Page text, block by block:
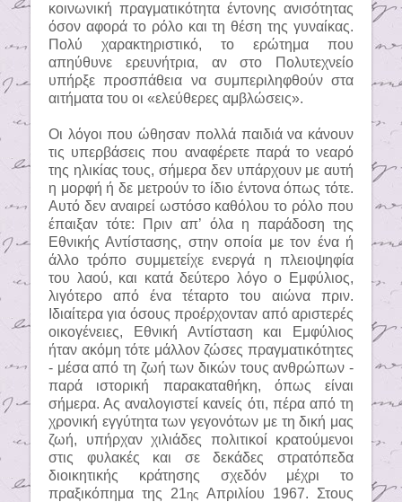
κοινωνική πραγματικότητα έντονης ανισότητας
όσον αφορά το ρόλο και τη θέση της γυναίκας.
Πολύ χαρακτηριστικό, το ερώτημα που
απηύθυνε ερευνήτρια, αν στο Πολυτεχνείο
υπήρξε προσπάθεια να συμπεριληφθούν στα
αιτήματα του οι «ελεύθερες αμβλώσεις».
Οι λόγοι που ώθησαν πολλά παιδιά να κάνουν
τις υπερβάσεις που αναφέρετε παρά το νεαρό
της ηλικίας τους, σήμερα δεν υπάρχουν με αυτή
η μορφή ή δε μετρούν το ίδιο έντονα όπως τότε.
Αυτό δεν αναιρεί ωστόσο καθόλου το ρόλο που
έπαιξαν τότε: Πριν απ’ όλα η παράδοση της
Εθνικής Αντίστασης, στην οποία με τον ένα ή
άλλο τρόπο συμμετείχε ενεργά η πλειοψηφία
του λαού, και κατά δεύτερο λόγο ο Εμφύλιος,
λιγότερο από ένα τέταρτο του αιώνα πριν.
Ιδιαίτερα για όσους προέρχονταν από αριστερές
οικογένειες, Εθνική Αντίσταση και Εμφύλιος
ήταν ακόμη τότε μάλλον ζώσες πραγματικότητες
- μέσα από τη ζωή των δικών τους ανθρώπων -
παρά ιστορική παρακαταθήκη, όπως είναι
σήμερα. Ας αναλογιστεί κανείς ότι, πέρα από τη
χρονική εγγύτητα των γεγονότων με τη δική μας
ζωή, υπήρχαν χιλιάδες πολιτικοί κρατούμενοι
στις φυλακές και σε δεκάδες στρατόπεδα
διοικητικής κράτησης σχεδόν μέχρι το
πραξικόπημα της 21ης Απριλίου 1967. Στους